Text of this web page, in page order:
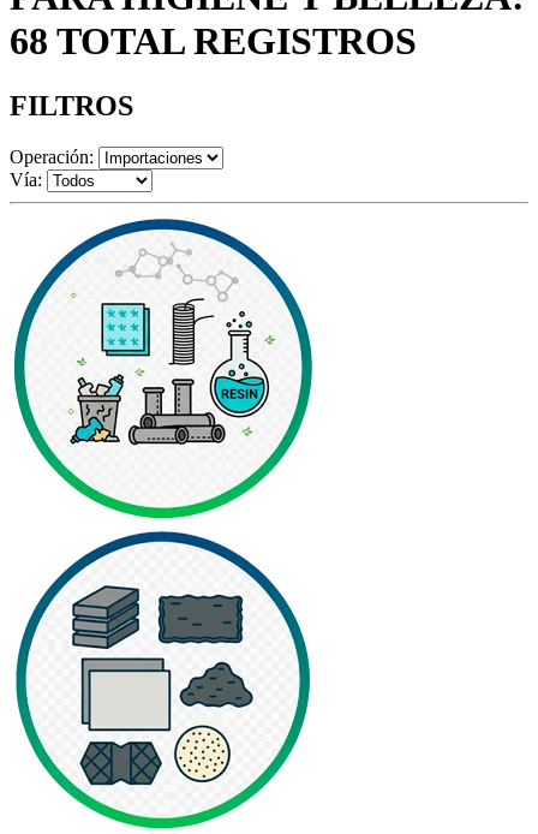
68 TOTAL REGISTROS
FILTROS
Operación:
Vía: